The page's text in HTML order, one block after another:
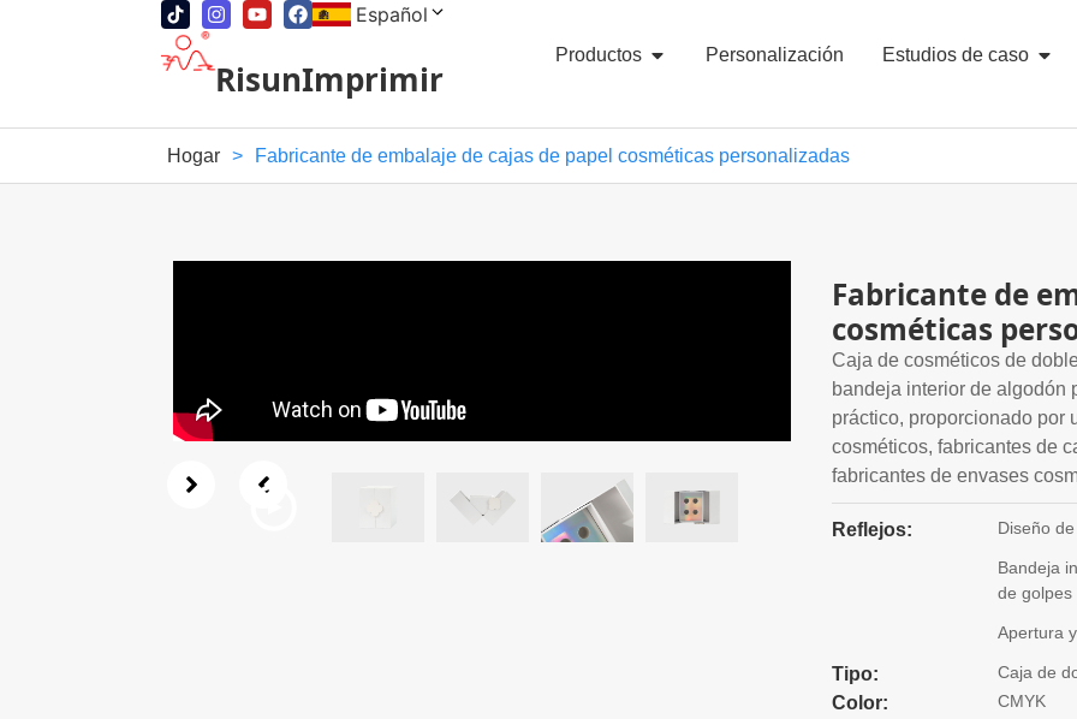
Español
RisunImprimir
Productos Personalización Estudios de caso
Hogar > Fabricante de embalaje de cajas de papel cosméticas personalizadas
Fabricante de
cosméticas
Caja de cosméticos de
bandeja interior de algodón
práctico, proporcionado por
cosméticos, fabricantes de
fabricantes de envases
Reflejos: Diseño
Bandeja
de golpes
Apertura
Tipo: Caja de
Color: CMYK